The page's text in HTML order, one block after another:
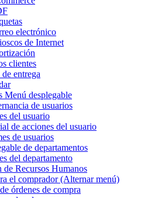
electrónico
de Internet
clientes
entrega
Menú desplegable
de usuarios
del usuario
de acciones del usuario
de usuarios
de departamentos
del departamento
de Recursos Humanos
el comprador(Alternar menú)
de órdenes de compra